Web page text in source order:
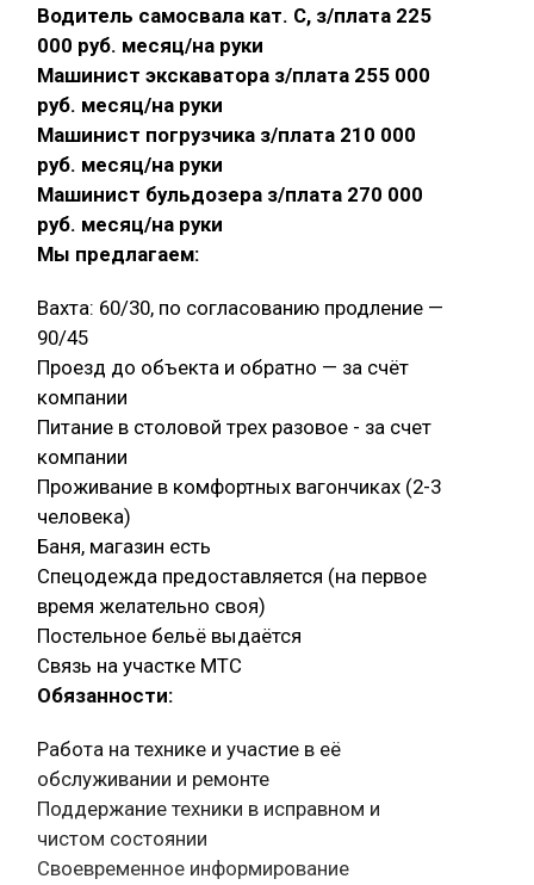
Водитель самосвала кат. С, з/плата 225
000 руб. месяц/на руки
Машинист экскаватора з/плата 255 000
руб. месяц/на руки
Машинист погрузчика з/плата 210 000
руб. месяц/на руки
Машинист бульдозера з/плата 270 000
руб. месяц/на руки
Мы предлагаем:
Вахта: 60/30, по согласованию продление —
90/45
Проезд до объекта и обратно — за счёт
компании
Питание в столовой трех разовое - за счет
компании
Проживание в комфортных вагончиках (2-3
человека)
Баня, магазин есть
Спецодежда предоставляется (на первое
время желательно своя)
Постельное бельё выдаётся
Связь на участке МТС
Обязанности:
Работа на технике и участие в её
обслуживании и ремонте
Поддержание техники в исправном и
чистом состоянии
Своевременное информирование